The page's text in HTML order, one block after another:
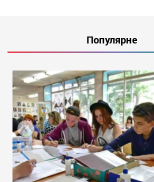
Популярне